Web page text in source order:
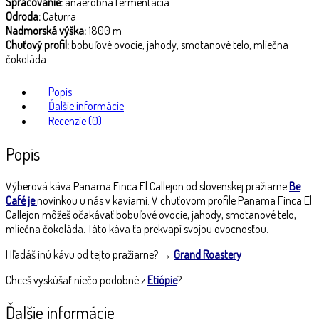
Odroda:Caturra
Nadmorská výška:1800 m
Chuťový profil:bobuľové ovocie, jahody, smotanové telo, mliečna
čokoláda
Popis
Ďalšie informácie
Recenzie (0)
Popis
Výberová káva Panama Finca El Callejon od slovenskej pražiarneBe
Café jenovinkou u nás v kaviarni. V chuťovom profile Panama Finca El
Callejon môžeš očakávať bobuľové ovocie, jahody, smotanové telo,
mliečna čokoláda. Táto káva ťa prekvapí svojou ovocnosťou.
Hľadáš inú kávu od tejto pražiarne? → Grand Roastery
Chceš vyskúšať niečo podobné zEtiópie?
Ďalšie informácie